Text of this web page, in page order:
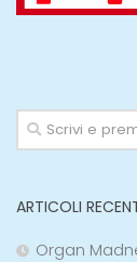
ARTICOLI
Organ